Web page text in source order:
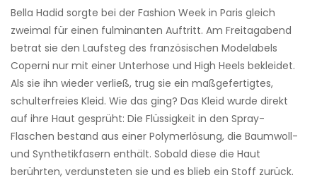
Bella Hadid sorgte bei der Fashion Week in Paris gleich
zweimal für einen fulminanten Auftritt. Am Freitagabend
betrat sie den Laufsteg des französischen Modelabels
Coperni nur mit einer Unterhose und High Heels bekleidet.
Als sie ihn wieder verließ, trug sie ein maßgefertigtes,
schulterfreies Kleid. Wie das ging? Das Kleid wurde direkt
auf ihre Haut gesprüht: Die Flüssigkeit in den Spray-
Flaschen bestand aus einer Polymerlösung, die Baumwoll-
und Synthetikfasern enthält. Sobald diese die Haut
berührten, verdunsteten sie und es blieb ein Stoff zurück.